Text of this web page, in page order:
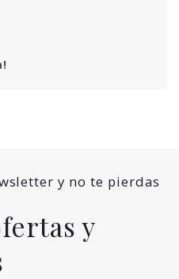
y no te pierdas
y